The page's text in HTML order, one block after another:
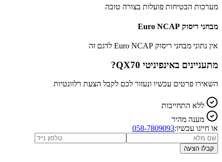
מערכות הבטיחות פועלות בצורה טובה
מבחני ריסוק Euro NCAP
אין נתוני מבחני ריסוק Euro NCAP לדגם זה
מתעניינים באינפיניטי QX70 ?
השאירו פרטים עכשיו ונעזור לכם לקבל הצעת רלוונטיות
ללא התחייבות
מענה מהיר
או חייגו עכשיו:058-7809093
קבלו הצעה